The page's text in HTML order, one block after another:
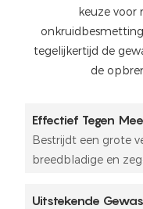
keuze voor
tegelijkertijd de
de
Effectief Tegen
Bestrijdt een grote
breedbladige en
Uitstekende